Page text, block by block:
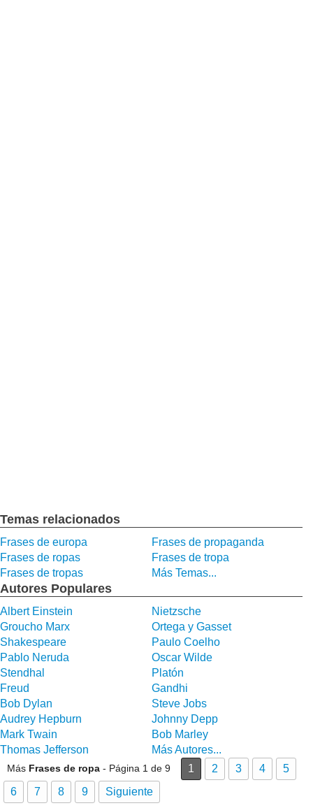
Temas relacionados
Frases de europa
Frases de propaganda
Frases de ropas
Frases de tropa
Frases de tropas
Más Temas...
Autores Populares
Albert Einstein
Nietzsche
Groucho Marx
Ortega y Gasset
Shakespeare
Paulo Coelho
Pablo Neruda
Oscar Wilde
Stendhal
Platón
Freud
Gandhi
Bob Dylan
Steve Jobs
Audrey Hepburn
Johnny Depp
Mark Twain
Bob Marley
Thomas Jefferson
Más Autores...
Más Frases de ropa - Página 1 de 9 1 2 3 4
5
6
7 8 9 Siguiente